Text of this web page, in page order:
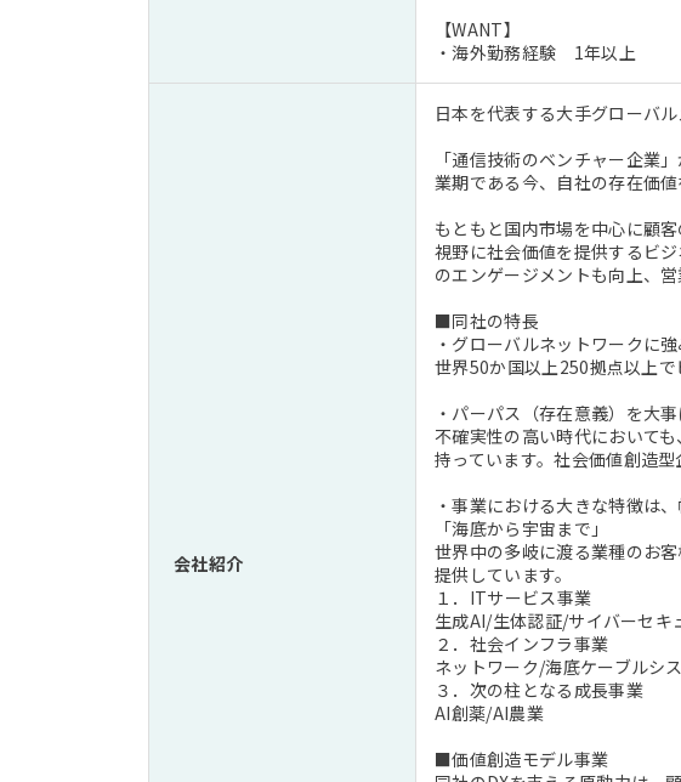
【WANT】
・海外勤務経験 1年以上
会社紹介
日本を代表する大手グローバ
「通信技術のベンチャー企業
業期である今、自社の存在価
もともと国内市場を中心に顧
視野に社会価値を提供するビ
のエンゲージメントも向上、
■同社の特長
・グローバルネットワークに
世界50か国以上250拠点以上で
・パーパス（存在意義）を大
不確実性の高い時代において
持っています。社会価値創造
・事業における大きな特徴は
「海底から宇宙まで」
世界中の多岐に渡る業種のお
提供しています。
１．ITサービス事業
生成AI/生体認証/サイバーセキ
２．社会インフラ事業
ネットワーク/海底ケーブルシ
３．次の柱となる成長事業
AI創薬/AI農業
■価値創造モデル事業